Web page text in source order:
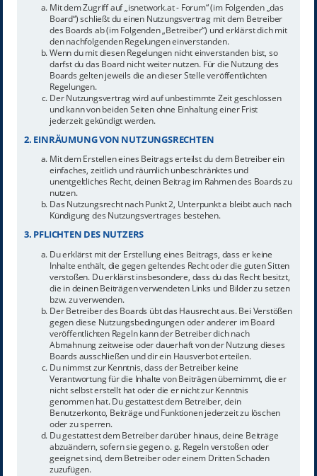
Mit dem Zugriff auf „isnetwork.at - Forum“ (im Folgenden „das
Board“) schließt du einen Nutzungsvertrag mit dem Betreiber
des Boards ab (im Folgenden „Betreiber“) und erklärst dich mit
den nachfolgenden Regelungen einverstanden.
Wenn du mit diesen Regelungen nicht einverstanden bist, so
darfst du das Board nicht weiter nutzen. Für die Nutzung des
Boards gelten jeweils die an dieser Stelle veröffentlichten
Regelungen.
Der Nutzungsvertrag wird auf unbestimmte Zeit geschlossen
und kann von beiden Seiten ohne Einhaltung einer Frist
jederzeit gekündigt werden.
2. EINRÄUMUNG VON NUTZUNGSRECHTEN
Mit dem Erstellen eines Beitrags erteilst du dem Betreiber ein
einfaches, zeitlich und räumlich unbeschränktes und
unentgeltliches Recht, deinen Beitrag im Rahmen des Boards zu
nutzen.
Das Nutzungsrecht nach Punkt 2, Unterpunkt a bleibt auch nach
Kündigung des Nutzungsvertrages bestehen.
3. PFLICHTEN DES NUTZERS
Du erklärst mit der Erstellung eines Beitrags, dass er keine
Inhalte enthält, die gegen geltendes Recht oder die guten Sitten
verstoßen. Du erklärst insbesondere, dass du das Recht besitzt,
die in deinen Beiträgen verwendeten Links und Bilder zu setzen
bzw. zu verwenden.
Der Betreiber des Boards übt das Hausrecht aus. Bei Verstößen
gegen diese Nutzungsbedingungen oder anderer im Board
veröffentlichten Regeln kann der Betreiber dich nach
Abmahnung zeitweise oder dauerhaft von der Nutzung dieses
Boards ausschließen und dir ein Hausverbot erteilen.
Du nimmst zur Kenntnis, dass der Betreiber keine
Verantwortung für die Inhalte von Beiträgen übernimmt, die er
nicht selbst erstellt hat oder die er nicht zur Kenntnis
genommen hat. Du gestattest dem Betreiber, dein
Benutzerkonto, Beiträge und Funktionen jederzeit zu löschen
oder zu sperren.
Du gestattest dem Betreiber darüber hinaus, deine Beiträge
abzuändern, sofern sie gegen o. g. Regeln verstoßen oder
geeignet sind, dem Betreiber oder einem Dritten Schaden
zuzufügen.